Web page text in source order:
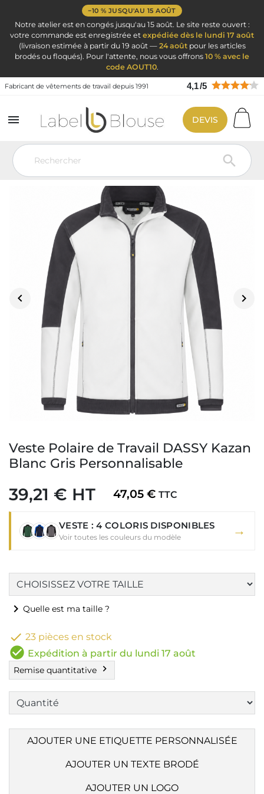
−10 % JUSQU'AU 15 AOÛT
Notre atelier est en congés jusqu'au 15 août. Le site reste ouvert :
votre commande est enregistrée et expédiée dès le lundi 17 août
(livraison estimée à partir du 19 août — 24 aoûtpour les articles
brodés ou floqués). Pour l'attente, nous vous offrons 10 % avec le
code AOUT10.
Fabricant de vêtements de travail depuis 1991 4,1/5


DEVIS
Vêtement de travail
Tenue de travail professionnelle par métier
DASSY Kazan Blanc Gris Personnalisable
 
Veste Polaire de Travail DASSY Kazan
Blanc Gris Personnalisable
39,21 € HT 47,05 € TTC
VESTE : 4 COLORIS DISPONIBLES
Voir toutes les couleurs du modèle →
chevron_right Quelle est ma taille ?
 23 pièces en stock
check_circle Expédition à partir du lundi 17 août
Remise quantitative chevron_right
AJOUTER UNE ETIQUETTE PERSONNALISÉE
AJOUTER UN TEXTE BRODÉ
AJOUTER UN LOGO